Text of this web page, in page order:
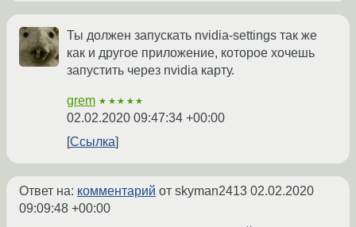
Ты должен запускать nvidia-settings так же
как и другое приложение, которое хочешь
запустить через nvidia карту.
grem ★★★★★
02.02.2020 09:47:34 +00:00
Ссылка
Ответ на: комментарий от skyman2413 02.02.2020
09:09:48 +00:00